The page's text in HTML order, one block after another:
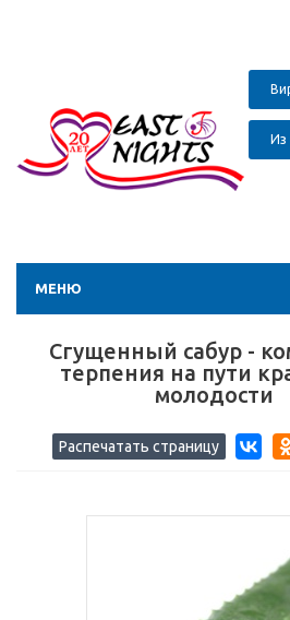
Из
МЕНЮ
Сгущенный сабур -
терпения на пути
молодости